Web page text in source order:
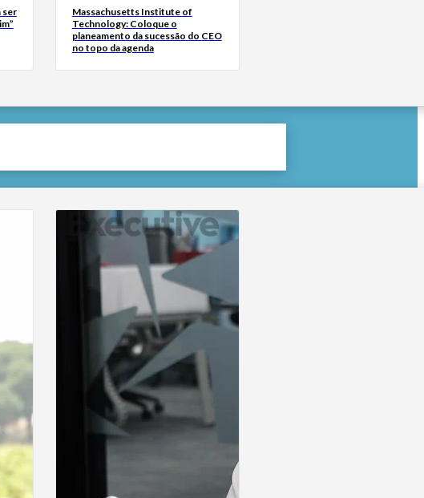
ser
Massachusetts Institute of
Technology: Coloque o
planeamento da sucessão do CEO
no topo da agenda